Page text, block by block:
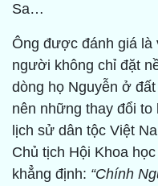
Sa…
Ông được đánh giá là
người không chỉ đặt
dòng họ Nguyễn ở
nên những thay đổi
lịch sử dân tộc Việt
Chủ tịch Hội Khoa
khẳng định: “Chính